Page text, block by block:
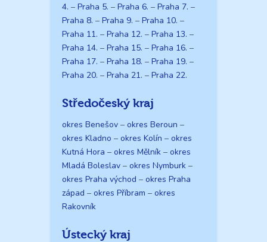
4. – Praha 5. – Praha 6. – Praha 7. –
Praha 8. – Praha 9. – Praha 10. –
Praha 11. – Praha 12. – Praha 13. –
Praha 14. – Praha 15. – Praha 16. –
Praha 17. – Praha 18. – Praha 19. –
Praha 20. – Praha 21. – Praha 22.
Středočeský kraj
okres Benešov – okres Beroun –
okres Kladno – okres Kolín – okres
Kutná Hora – okres Mělník – okres
Mladá Boleslav – okres Nymburk –
okres Praha východ – okres Praha
západ – okres Příbram – okres
Rakovník
Ústecký kraj